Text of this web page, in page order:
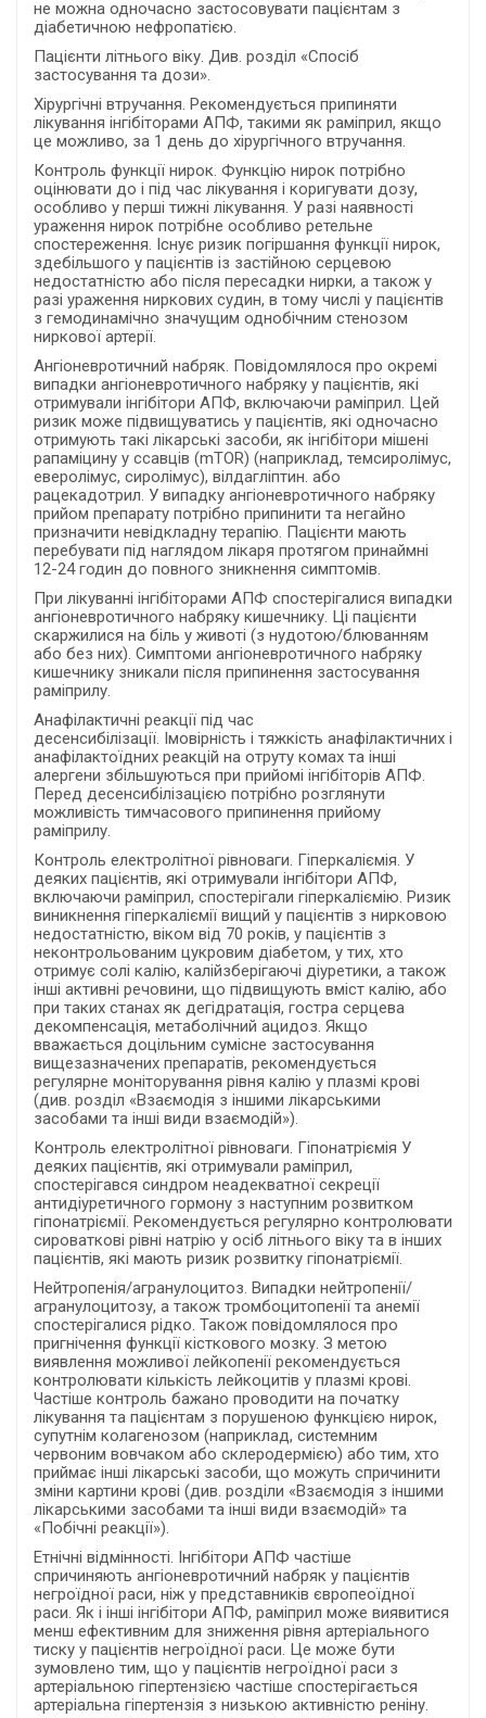
не можна одночасно застосовувати пацієнтам з
діабетичною нефропатією.
Пацієнти літнього віку. Див. розділ «Спосіб
застосування та дози».
Хірургічні втручання. Рекомендується припиняти
лікування інгібіторами АПФ, такими як раміприл, якщо
це можливо, за 1 день до хірургічного втручання.
Контроль функції нирок. Функцію нирок потрібно
оцінювати до і під час лікування і коригувати дозу,
особливо у перші тижні лікування. У разі наявності
ураження нирок потрібне особливо ретельне
спостереження. Існує ризик погіршання функції нирок,
здебільшого у пацієнтів із застійною серцевою
недостатністю або після пересадки нирки, а також у
разі ураження ниркових судин, в тому числі у пацієнтів
з гемодинамічно значущим однобічним стенозом
ниркової артерії.
Ангіоневротичний набряк. Повідомлялося про окремі
випадки ангіоневротичного набряку у пацієнтів, які
отримували інгібітори АПФ, включаючи раміприл. Цей
ризик може підвищуватись у пацієнтів, які одночасно
отримують такі лікарські засоби, як інгібітори мішені
рапаміцину у ссавців (mTOR) (наприклад, темсиролімус,
еверолімус, сиролімус), вілдагліптин. або
рацекадотрил. У випадку ангіоневротичного набряку
прийом препарату потрібно припинити та негайно
призначити невідкладну терапію. Пацієнти мають
перебувати під наглядом лікаря протягом принаймні
12-24 годин до повного зникнення симптомів.
При лікуванні інгібіторами АПФ спостерігалися випадки
ангіоневротичного набряку кишечнику. Ці пацієнти
скаржилися на біль у животі (з нудотою/блюванням
або без них). Симптоми ангіоневротичного набряку
кишечнику зникали після припинення застосування
раміприлу.
Анафілактичні реакції під час
десенсибілізації. Імовірність і тяжкість анафілактичних і
анафілактоїдних реакцій на отруту комах та інші
алергени збільшуються при прийомі інгібіторів АПФ.
Перед десенсибілізацією потрібно розглянути
можливість тимчасового припинення прийому
раміприлу.
Контроль електролітної рівноваги. Гіперкаліємія. У
деяких пацієнтів, які отримували інгібітори АПФ,
включаючи раміприл, спостерігали гіперкаліємію. Ризик
виникнення гіперкаліємії вищий у пацієнтів з нирковою
недостатністю, віком від 70 років, у пацієнтів з
неконтрольованим цукровим діабетом, у тих, хто
отримує солі калію, калійзберігаючі діуретики, а також
інші активні речовини, що підвищують вміст калію, або
при таких станах як дегідратація, гостра серцева
декомпенсація, метаболічний ацидоз. Якщо
вважається доцільним сумісне застосування
вищезазначених препаратів, рекомендується
регулярне моніторування рівня калію у плазмі крові
(див. розділ «Взаємодія з іншими лікарськими
засобами та інші види взаємодій»).
Контроль електролітної рівноваги. Гіпонатріємія У
деяких пацієнтів, які отримували раміприл,
спостерігався синдром неадекватної секреції
антидіуретичного гормону з наступним розвитком
гіпонатріємії. Рекомендується регулярно контролювати
сироваткові рівні натрію у осіб літнього віку та в інших
пацієнтів, які мають ризик розвитку гіпонатріємії.
Нейтропенія/агранулоцитоз. Випадки нейтропенії/
агранулоцитозу, а також тромбоцитопенії та анемії
спостерігалися рідко. Також повідомлялося про
пригнічення функції кісткового мозку. З метою
виявлення можливої лейкопенії рекомендується
контролювати кількість лейкоцитів у плазмі крові.
Частіше контроль бажано проводити на початку
лікування та пацієнтам з порушеною функцією нирок,
супутнім колагенозом (наприклад, системним
червоним вовчаком або склеродермією) або тим, хто
приймає інші лікарські засоби, що можуть спричинити
зміни картини крові (див. розділи «Взаємодія з іншими
лікарськими засобами та інші види взаємодій» та
«Побічні реакції»).
Етнічні відмінності. Інгібітори АПФ частіше
спричиняють ангіоневротичний набряк у пацієнтів
негроїдної раси, ніж у представників європеоїдної
раси. Як і інші інгібітори АПФ, раміприл може виявитися
менш ефективним для зниження рівня артеріального
тиску у пацієнтів негроїдної раси. Це може бути
зумовлено тим, що у пацієнтів негроїдної раси з
артеріальною гіпертензією частіше спостерігається
артеріальна гіпертензія з низькою активністю реніну.